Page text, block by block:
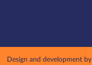
Design and development by